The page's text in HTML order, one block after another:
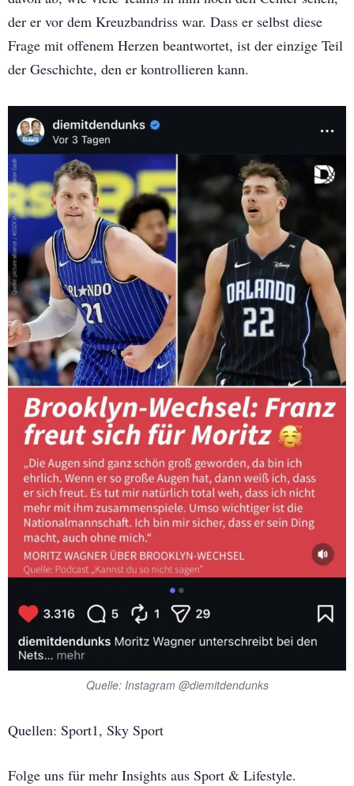
der er vor dem Kreuzbandriss war. Dass er selbst diese
Frage mit offenem Herzen beantwortet, ist der einzige Teil
der Geschichte, den er kontrollieren kann.
Quelle: Instagram @diemitdendunks
Quellen: Sport1, Sky Sport
Folge uns für mehr Insights aus Sport & Lifestyle.